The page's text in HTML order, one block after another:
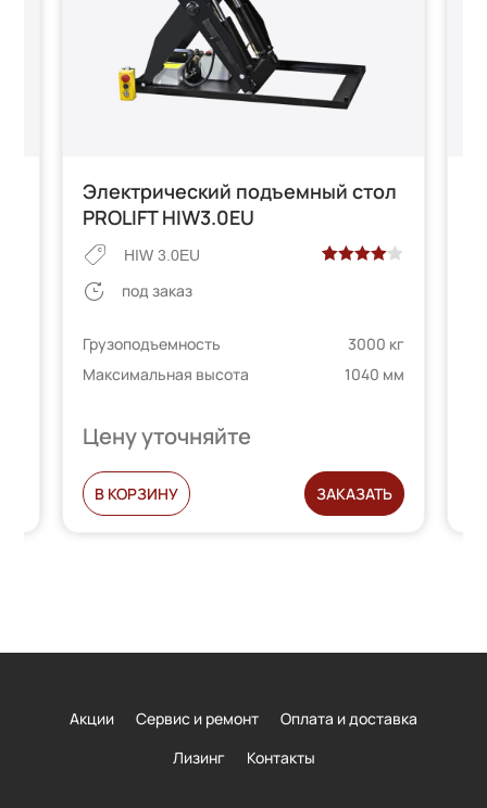
Электрический подъемный стол
PROLIFT HIW3.0EU
HIW 3.0EU
опроса
пользователей
под заказ
Грузоподъемность
3000 кг
Максимальная высота
1040 мм
Цену уточняйте
В КОРЗИНУ ЗАКАЗАТЬ
Акции Сервис и ремонт
Оплата и доставка
Лизинг
Контакты